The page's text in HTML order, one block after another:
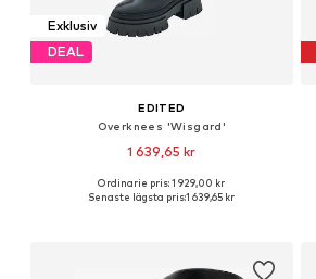
Exklusiv
DEAL
EDITED
Overknees 'Wisgard'
1 639,65 kr
Tillgänglig i många storlekar
Ordinarie pris: 1 929,00 kr
Senaste lägsta pris:1 639,65 kr